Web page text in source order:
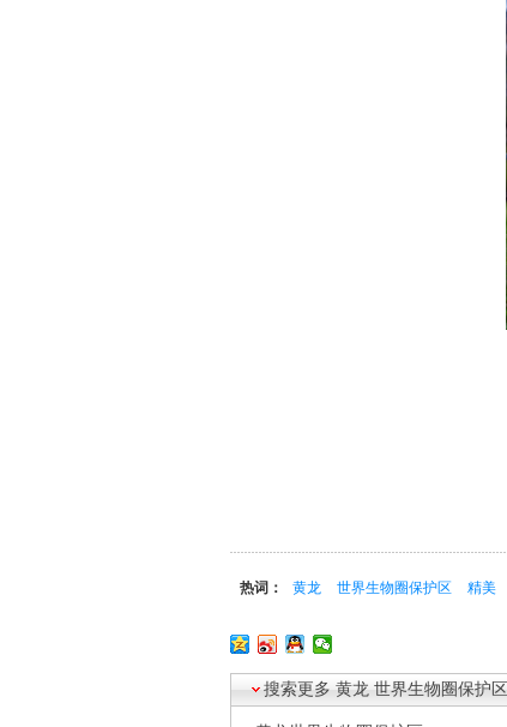
热词： 黄龙 世界生物圈保护区 精美
搜索更多 黄龙 世界生物圈保护区